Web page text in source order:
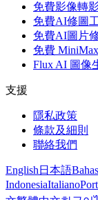
免費影像轉
免費AI修圖
免費AI圖片
免費
Flux AI 圖像
支援
隱私政策
條款及細則
聯絡我們
English 日本語
IndonesiaItaliano